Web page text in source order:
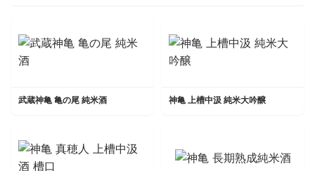
武蔵神亀 亀の尾 純米酒 神亀 上槽中汲 純米大吟醸